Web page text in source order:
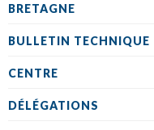
BRETAGNE
BULLETIN TECHNIQUE
CENTRE
DÉLÉGATIONS